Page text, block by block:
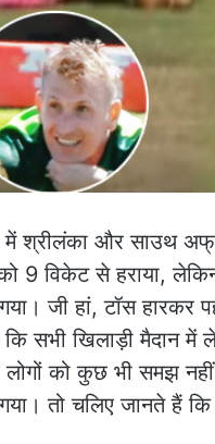
में श्रीलंका और साउथ
9 विकेट से हराया,
गया। जी हां, टॉस
सभी खिलाड़ी मैदान में
को कुछ भी समझ
गया। तो चलिए जानते